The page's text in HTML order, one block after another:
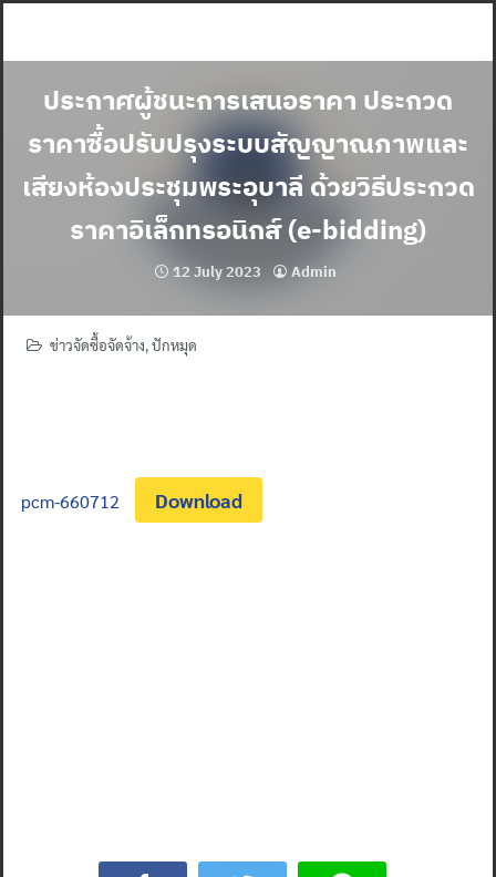
ประกาศผู้ชนะการเสนอราคา ประกวด
ราคาซื้อปรับปรุงระบบสัญญาณภาพและ
เสียงห้องประชุมพระอุบาลี ด้วยวิธีประกวด
ราคาอิเล็กทรอนิกส์ (e-bidding)
12 July 2023 Admin
ข่าวจัดซื้อจัดจ้าง,ปักหมุด
pcm-660712 Download